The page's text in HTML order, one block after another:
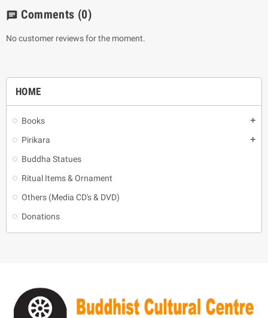
HOME
Books add
Pirikara add
Buddha Statues
Ritual Items & Ornament
Others (Media CD's & DVD)
Donations
chat Comments (0)
No customer reviews for the moment.